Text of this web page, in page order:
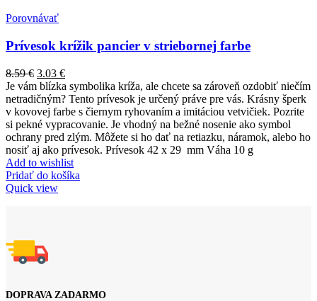
Porovnávať
Prívesok krížik pancier v striebornej farbe
8.59€ 3.03 €
Je vám blízka symbolika kríža, ale chcete sa zároveň ozdobiť niečím
netradičným? Tento prívesok je určený práve pre vás. Krásny šperk
v kovovej farbe s čiernym ryhovaním a imitáciou vetvičiek. Pozrite
si pekné vypracovanie. Je vhodný na bežné nosenie ako symbol
ochrany pred zlým. Môžete si ho dať na retiazku, náramok, alebo ho
nosiť aj ako prívesok. Prívesok 42 x 29 mm Váha 10 g
Add to wishlist
Pridať do košíka
Quick view
DOPRAVA ZADARMO